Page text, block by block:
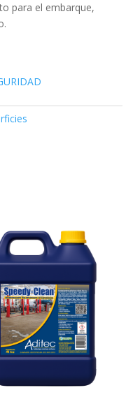
para el embarque,